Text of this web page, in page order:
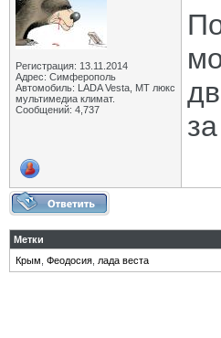
Регистрация: 13.11.2014
Адрес: Симферополь
Автомобиль: LADA Vesta, МТ люкс
мультимедиа климат.
Сообщений: 4,737
Метки
Крым Феодосия лада веста